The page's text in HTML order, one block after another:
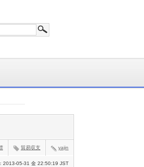
yajin
貿易収支
2013-05-31 金 22:50:19 JST